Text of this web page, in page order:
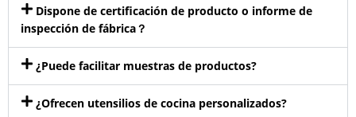
Dispone de certificación de producto o informe de
inspección de fábrica？
¿Puede facilitar muestras de productos?
¿Ofrecen utensilios de cocina personalizados?